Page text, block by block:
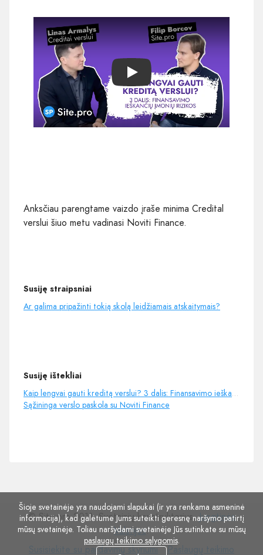
Play
Anksčiau parengtame vaizdo įraše minima Credital
verslui šiuo metu vadinasi Noviti Finance.
Susiję straipsniai
Ar galima pripažinti tokią skolą leidžiamais atskaitymais?
Susiję ištekliai
Kaip lengvai gauti kreditą verslui? 3 dalis: Finansavimo ieškančių įmonių rizikos - Youtube
Sąžininga verslo paskola su Noviti Finance
© Site.pro 2011. Svetainių konstruktorius.Jungtinės
Valstijos.
Susisiekite su pardavimų skyriumi Paslaugų
Paslaugų teikimo
Šioje svetainėje yra naudojami slapukai (ir yra renkama asmeninė
informacija), kad galėtume Jums suteikti geresnę naršymo patirtį
mūsų svetainėje. Toliau naršydami svetainėje Jūs sutinkate su mūsų
paslaugų teikimo sąlygomis.